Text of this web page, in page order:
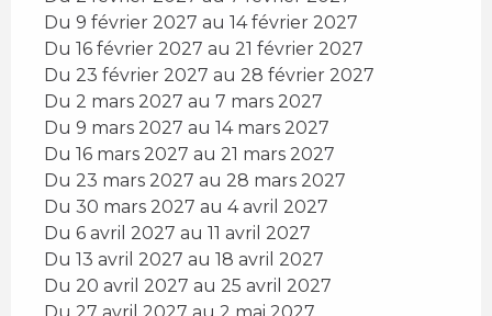
Du 9 février 2027 au 14 février 2027
Du 16 février 2027 au 21 février 2027
Du 23 février 2027 au 28 février 2027
Du 2 mars 2027 au 7 mars 2027
Du 9 mars 2027 au 14 mars 2027
Du 16 mars 2027 au 21 mars 2027
Du 23 mars 2027 au 28 mars 2027
Du 30 mars 2027 au 4 avril 2027
Du 6 avril 2027 au 11 avril 2027
Du 13 avril 2027 au 18 avril 2027
Du 20 avril 2027 au 25 avril 2027
Du 27 avril 2027 au 2 mai 2027